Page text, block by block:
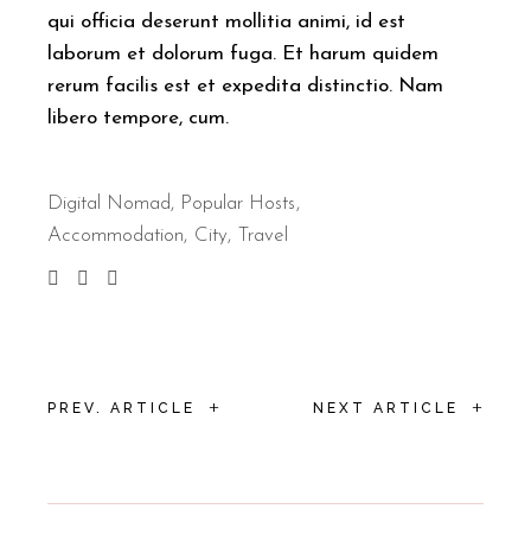
qui officia deserunt mollitia animi, id est
laborum et dolorum fuga. Et harum quidem
rerum facilis est et expedita distinctio. Nam
libero tempore, cum.
Digital Nomad, Popular Hosts
Accommodation
City Travel
PREV. ARTICLE + NEXT ARTICLE +